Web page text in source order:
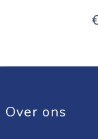
Over ons